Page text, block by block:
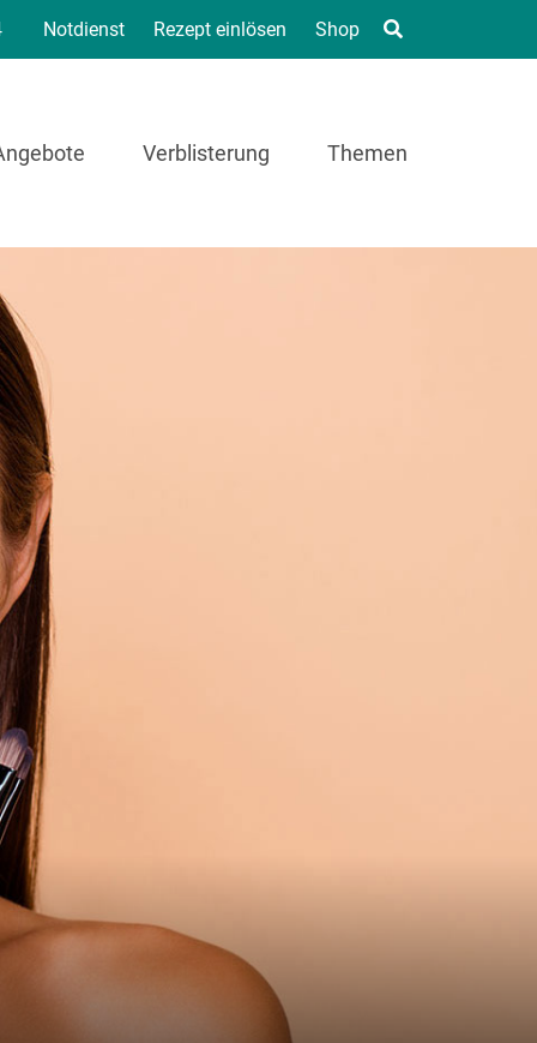
Notdienst Rezept einlösen Shop
Verblisterung Themen